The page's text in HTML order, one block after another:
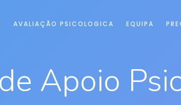
AVALIAÇÃO PSICOLOGICA EQUIPA
Apoio